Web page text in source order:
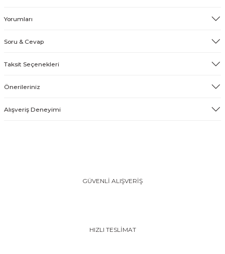
Yorumları
Soru & Cevap
Taksit Seçenekleri
Önerileriniz
Alışveriş Deneyimi
GÜVENLİ ALIŞVERİŞ
HIZLI TESLİMAT